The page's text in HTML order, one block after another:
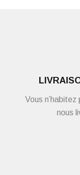
Vous
nous